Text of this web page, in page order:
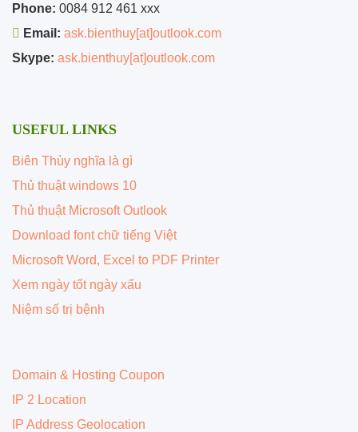
Phone: 0084 912 461 xxx
Email: ask.bienthuy[at]outlook.com
Skype: ask.bienthuy[at]outlook.com
USEFUL LINKS
Biên Thùy nghĩa là gì
Thủ thuật windows 10
Thủ thuật Microsoft Outlook
Download font chữ tiếng Việt
Microsoft Word, Excel to PDF Printer
Xem ngày tốt ngày xấu
Niệm số trị bệnh
Domain & Hosting Coupon
IP 2 Location
IP Address Geolocation